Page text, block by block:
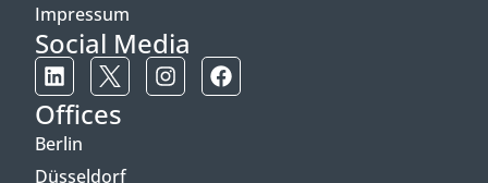
Impressum
Social Media
Offices
Berlin
Düsseldorf